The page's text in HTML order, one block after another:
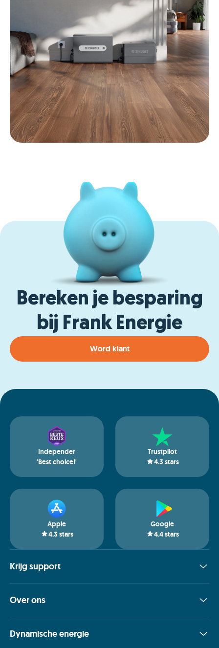
Bereken je besparing
bij Frank Energie
Word klant
Independer
'Best choice!'
Trustpilot
4.3 stars
Apple
4.3 stars
Google
4.4stars
Krijg support
Over ons
Dynamische energie